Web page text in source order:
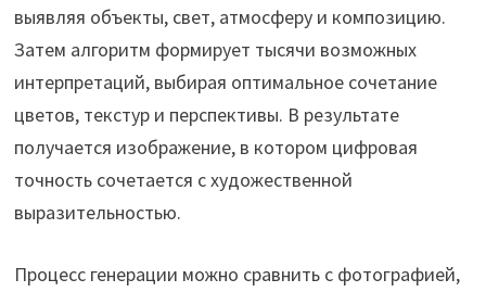
выявляя объекты, свет, атмосферу и композицию.
Затем алгоритм формирует тысячи возможных
интерпретаций, выбирая оптимальное сочетание
цветов, текстур и перспективы. В результате
получается изображение, в котором цифровая
точность сочетается с художественной
выразительностью.
Процесс генерации можно сравнить с фотографией,